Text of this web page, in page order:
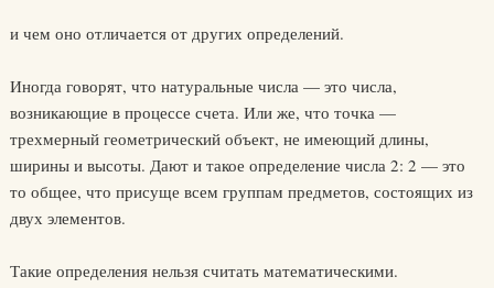
и чем оно отличается от других определений.
Иногда говорят, что натуральные числа — это числа,
возникающие в процессе счета. Или же, что точка —
трехмерный геометрический объект, не имеющий длины,
ширины и высоты. Дают и такое определение числа 2: 2 — это
то общее, что присуще всем группам предметов, состоящих из
двух элементов.
Такие определения нельзя считать математическими.